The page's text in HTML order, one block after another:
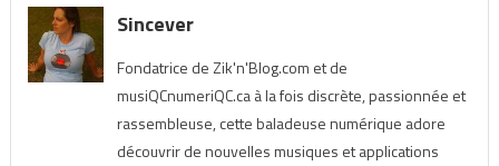
Sincever
Fondatrice de Zik'n'Blog.com et de
musiQCnumeriQC.ca à la fois discrète, passionnée et
rassembleuse, cette baladeuse numérique adore
découvrir de nouvelles musiques et applications